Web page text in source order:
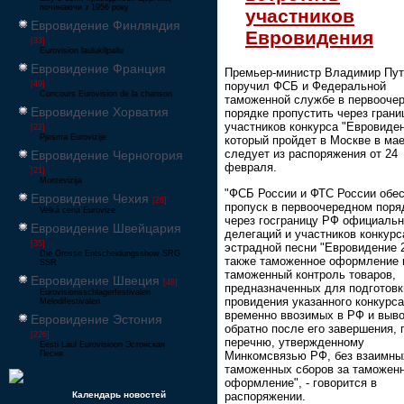
починаючи з 1956 року
Евровидение Финляндия
[33]
Eurovision laulukilpailu
Евровидение Франция
[49]
Concours Eurovision de la chanson
Евровидение Хорватия
[22]
Pjesma Eurovizije
Евровидение Черногория
[21]
Montevizija
Евровидение Чехия [26]
Velká cena Eurovize
Евровидение Швейцария
[35]
Die Grosse Entscheidungsshow SRG
SSR
Евровидение Швеция [48]
Eurovisionsschlagerfestivalen
Melodifestivalen
Евровидение Эстония
[226]
Eesti Laul Eurovisioon Эстонская
Песня
Календарь новостей
участников
Евровидения
Премьер-министр Владимир
поручил ФСБ и Федеральной
таможенной службе в
порядке пропустить через
участников конкурса
который пройдет в Москве в
следует из распоряжения от 24
февраля.
"ФСБ России и ФТС России
пропуск в первоочередном
через госграницу РФ
делегаций и участников
эстрадной песни "Евровидение
также таможенное оформление
таможенный контроль товаров,
предназначенных для
провидения указанного
временно ввозимых в РФ и
обратно после его завершения,
перечню, утвержденному
Минкомсвязью РФ, без
таможенных сборов за
оформление", - говорится в
распоряжении.